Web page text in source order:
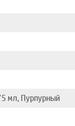
мл, Пурпурный